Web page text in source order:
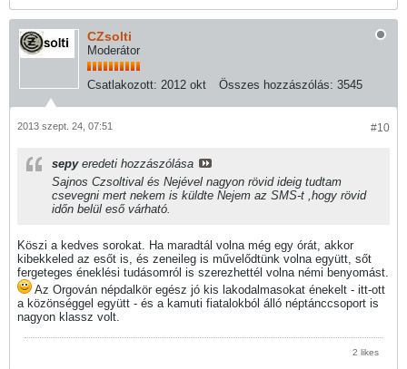
CZsolti
Moderátor
Csatlakozott: 2012 okt Összes hozzászólás: 3545
#10
2013 szept. 24, 07:51
sepyeredeti hozzászólása
Sajnos Czsoltival és Nejével nagyon rövid ideig tudtam
csevegni mert nekem is küldte Nejem az SMS-t ,hogy rövid
időn belül eső várható.
Köszi a kedves sorokat. Ha maradtál volna még egy órát, akkor
kibekkeled az esőt is, és zeneileg is művelődtünk volna együtt, sőt
fergeteges éneklési tudásomról is szerezhettél volna némi benyomást.
Az Orgován népdalkör egész jó kis lakodalmasokat énekelt - itt-ott
a közönséggel együtt - és a kamuti fiatalokból álló néptánccsoport is
nagyon klassz volt.
2 likes